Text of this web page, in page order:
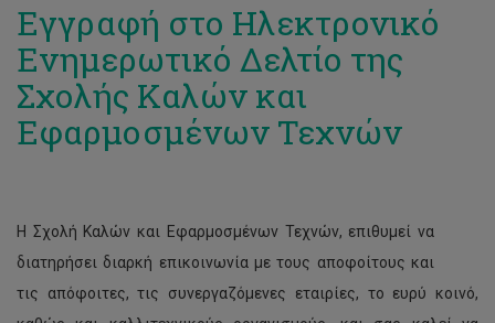
Παναγιώτης Χρίστου
Εγγραφή στο Ηλεκτρονικό
Ενημερωτικό Δελτίο της
Σχολής Καλών και
Εφαρμοσμένων Τεχνών
Η Σχολή Καλών και Εφαρμοσμένων Τεχνών, επιθυμεί να
διατηρήσει διαρκή επικοινωνία με τους αποφοίτους και
τις απόφοιτες, τις συνεργαζόμενες εταιρίες, το ευρύ κοινό,